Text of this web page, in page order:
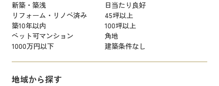
新築・築浅
日当たり良好
リフォーム・リノベ済み
45坪以上
築10年以内
100坪以上
ペット可マンション
角地
1000万円以下
建築条件なし
地域から探す